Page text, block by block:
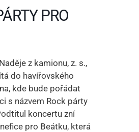
PRO
z kamionu, z. s.,
do havířovského
kde bude pořádat
s názvem Rock párty
koncertu zní
pro Beátku, která